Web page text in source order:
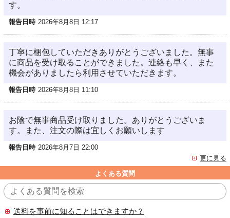
す。
報告日時 2026年8月8日 12:17
丁寧に梱包していただきありがとうございました。無事
に商品を受け取ることができました。連絡も早く、また
機会がありましたら利用させていただきます。
報告日時 2026年8月8日 11:10
お陰で無事商品受け取りました。ありがとうございま
す。また、注文の際は宜しくお願いします
報告日時 2026年8月7日 22:00
更に見る
よくある質問
送料を事前に知ることはできますか？